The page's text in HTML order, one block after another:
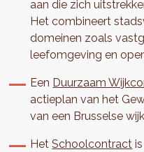
aan die zich
Het combineert
domeinen zoals
leefomgeving en
Een Duurzaam
actieplan van het
van een Brusselse
HetSchoolcontract